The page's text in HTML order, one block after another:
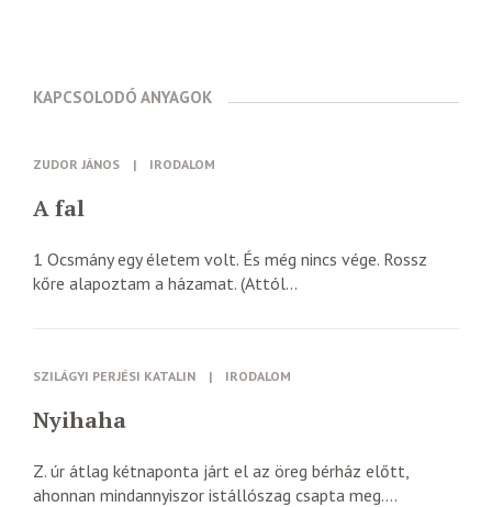
KAPCSOLODÓ ANYAGOK
ZUDOR JÁNOS | IRODALOM
A fal
1 Ocsmány egy életem volt. És még nincs vége. Rossz
kőre alapoztam a házamat. (Attól...
SZILÁGYI PERJÉSI KATALIN | IRODALOM
Nyihaha
Z. úr átlag kétnaponta járt el az öreg bérház előtt,
ahonnan mindannyiszor istállószag csapta meg....